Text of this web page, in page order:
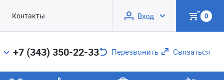
Контакты Вход 0
+7 (343) 350-22-33 Перезвонить Связаться